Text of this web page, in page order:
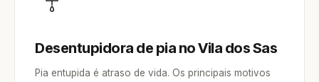
Desentupidora de pia no Vila dos Sas
Pia entupida é atraso de vida. Os principais motivos